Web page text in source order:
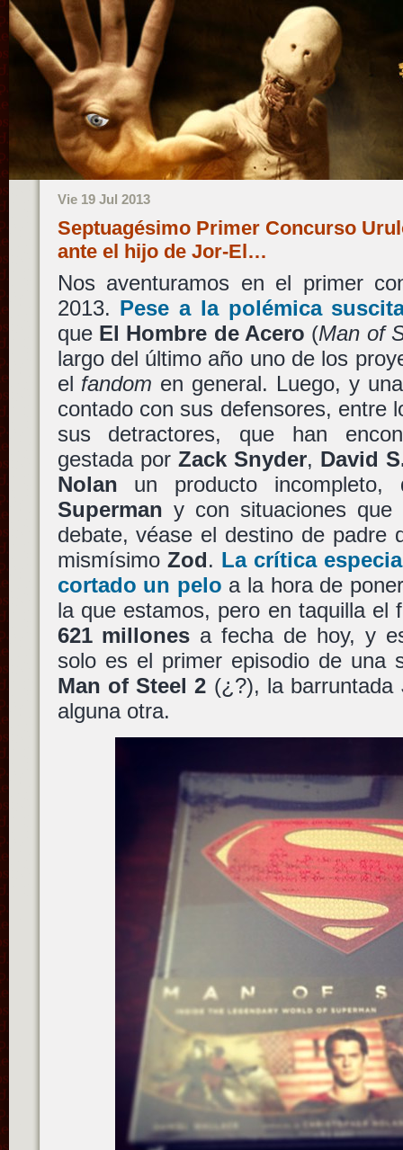
Vie 19 Jul 2013
Septuagésimo Primer Concurso
ante el hijo de Jor-El…
Nos aventuramos en el primer
2013. Pese a la polémica
que El Hombre de Acero (Man of
largo del último año uno de los
el fandom en general. Luego, y
contado con sus defensores, entre
sus detractores, que han
gestada por Zack Snyder, David
Nolan un producto incompleto,
Superman y con situaciones que
debate, véase el destino de padre
mismísimo Zod. La crítica
cortado un pelo a la hora de
la que estamos, pero en taquilla el
621 millones a fecha de hoy, y
solo es el primer episodio de
Man of Steel 2 (¿?), la barruntada
alguna otra.